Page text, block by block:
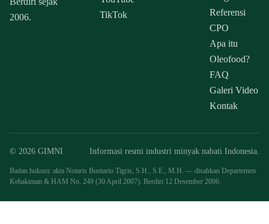
2006.
TikTok
Referensi
CPO
Apa itu
Oleofood?
FAQ
Galeri Video
Kontak
© 2026 GIMNI Informasi resmi industri minyak nabati Indonesia.
Badan hukum: akta Notaris Buntario Tigris, S.H., S.E., M.H. — disahkan Departemen
Kehakiman & HAM No. 249 (30 April 2007). Berdiri 12 Desember 2006.